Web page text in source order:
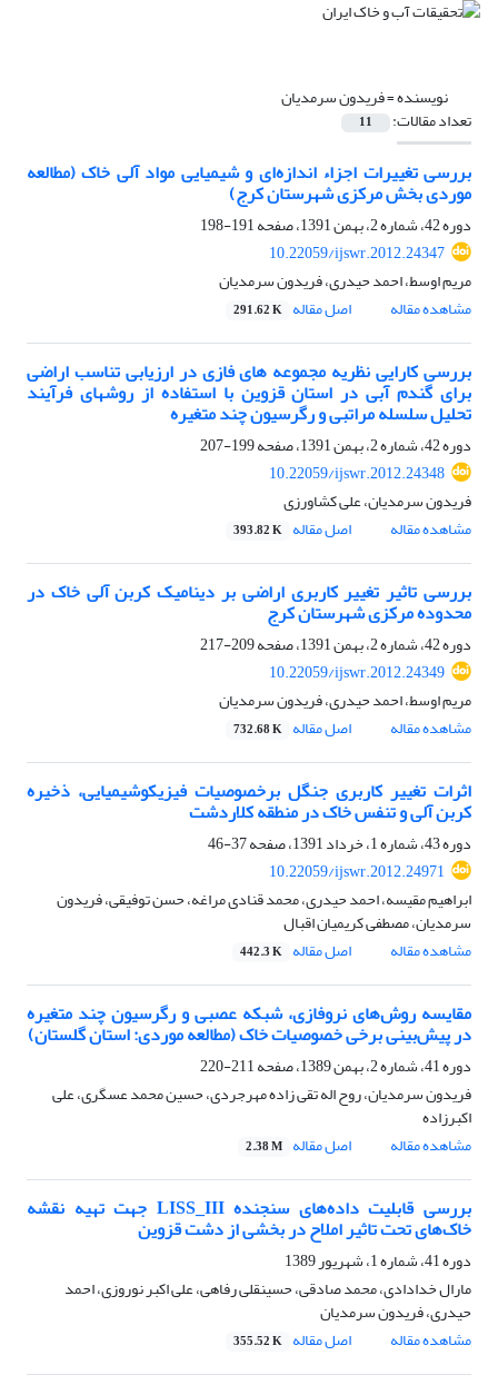
نویسنده =فریدون سرمدیان
تعداد مقالات: 11
بررسی تغییرات اجزاء اندازه‌ای و شیمیایی مواد آلی خاک (مطالعه
موردی بخش مرکزی شهرستان کرج)
دوره 42، شماره 2، بهمن 1391، صفحه
191-198
10.22059/ijswr.2012.24347
مریم اوسط، احمد حیدری، فریدون سرمدیان
مشاهده مقاله
اصل مقاله 291.62 K
بررسی کارایی نظریه مجموعه های فازی در ارزیابی تناسب اراضی
برای گندم آبی در استان قزوین با استفاده از روشهای فرآیند
تحلیل سلسله مراتبی و رگرسیون چند متغیره
دوره 42، شماره 2، بهمن 1391، صفحه
199-207
10.22059/ijswr.2012.24348
فریدون سرمدیان، علی کشاورزی
مشاهده مقاله
اصل مقاله 393.82 K
بررسی تاثیر تغییر کاربری اراضی بر دینامیک کربن آلی خاک در
محدوده مرکزی شهرستان کرج
دوره 42، شماره 2، بهمن 1391، صفحه
209-217
10.22059/ijswr.2012.24349
مریم اوسط، احمد حیدری، فریدون سرمدیان
مشاهده مقاله
اصل مقاله 732.68 K
اثرات تغییر کاربری جنگل برخصوصیات فیزیکوشیمیایی، ذخیره
کربن آلی و تنفس خاک در منطقه کلاردشت
دوره 43، شماره 1، خرداد 1391، صفحه
37-46
10.22059/ijswr.2012.24971
ابراهیم مقیسه، احمد حیدری، محمد قنادی مراغه، حسن توفیقی، فریدون
سرمدیان، مصطفی کریمیان اقبال
مشاهده مقاله
اصل مقاله 442.3 K
مقایسه روش‌های نروفازی، شبکه عصبی و رگرسیون چند متغیره
در پیش‌بینی برخی خصوصیات خاک (مطالعه موردی: استان گلستان)
دوره 41، شماره 2، بهمن 1389، صفحه
211-220
فریدون سرمدیان، روح اله تقی زاده مهرجردی، حسین محمد عسگری، علی
اکبرزاده
مشاهده مقاله
اصل مقاله 2.38 M
بررسی قابلیت داده‌های سنجنده LISS_III جهت تهیه نقشه
خاک‌های تحت تاثیر املاح در بخشی از دشت قزوین
دوره 41، شماره 1، شهریور 1389
مارال خدادادی، محمد صادقی، حسینقلی رفاهی، علی اکبر نوروزی، احمد
حیدری، فریدون سرمدیان
مشاهده مقاله
اصل مقاله 355.52 K